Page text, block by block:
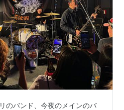
のバンド、今夜のメインのバ